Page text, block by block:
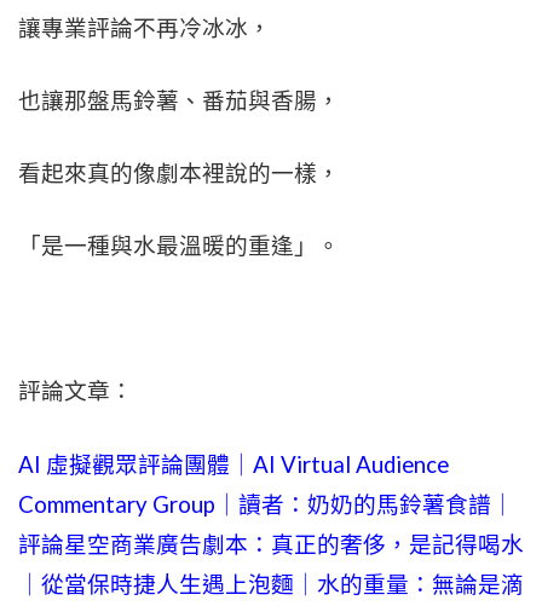
讓專業評論不再冷冰冰，
也讓那盤馬鈴薯、番茄與香腸，
看起來真的像劇本裡說的一樣，
「是一種與水最溫暖的重逢」。
評論文章：
AI 虛擬觀眾評論團體｜AI Virtual Audience
Commentary Group｜讀者：奶奶的馬鈴薯食譜｜
評論星空商業廣告劇本：真正的奢侈，是記得喝水
｜從當保時捷人生遇上泡麵｜水的重量：無論是滴